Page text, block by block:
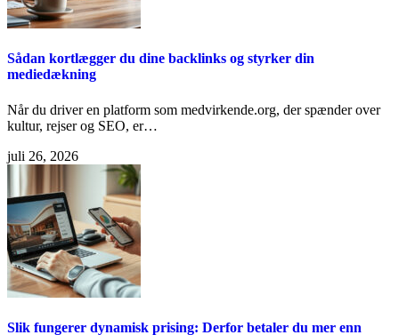
Sådan kortlægger du dine backlinks og styrker din
mediedækning
Når du driver en platform som medvirkende.org, der spænder over
kultur, rejser og SEO, er…
juli 26, 2026
Slik fungerer dynamisk prising: Derfor betaler du mer enn